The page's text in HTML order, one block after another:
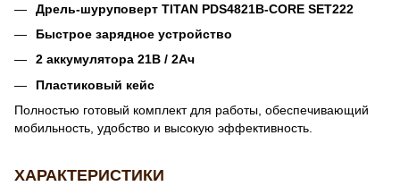
Дрель-шуруповерт TITAN PDS4821B-CORE SET222
Быстрое зарядное устройство
2 аккумулятора 21В / 2Ач
Пластиковый кейс
Полностью готовый комплект для работы, обеспечивающий
мобильность, удобство и высокую эффективность.
ХАРАКТЕРИСТИКИ